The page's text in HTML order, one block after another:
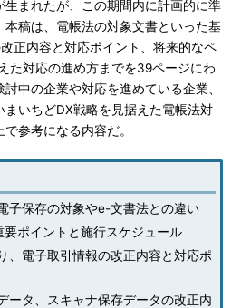
まれたが、この期間内に計画的に準
稿は、電帳法の対象文書といった基
正内容と対応ポイント、将来的なペ
た対応の進め方までを39ページにわ
中の企業や対応を進めている企業、
まいちどDX戦略を見据えた電帳法対
参考になる内容だ。
子保存の対象やe-文書法との違い
ポイントと施行スケジュール
、電子取引情報の改正内容と対応ポ
ータ、スキャナ保存データの改正内